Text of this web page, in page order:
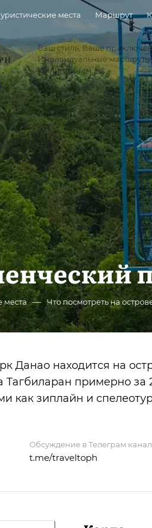
места Маршрут
Ваш стиль, Ваше
Индивидуальные маршруты
Филиппинам.
места — Что посмотреть на
Данао находится на
Тагбиларан примерно за
как зиплайн и
Обсуждение в Телеграм
t.me/traveltoph